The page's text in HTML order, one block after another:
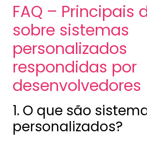
FAQ – Principais
sobre sistemas
personalizados
respondidas por
desenvolvedores
1. O que são
personalizados?